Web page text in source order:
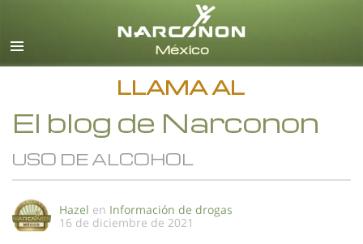
Español
Todas las Regiones/Idiomas
LLAMA AL
El blog de Narconon
USO DE ALCOHOL
Hazel en Información de drogas
16 de diciembre de 2021